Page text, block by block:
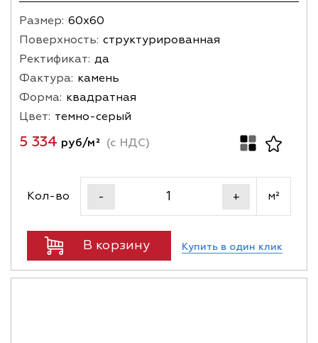
Размер: 60х60
Поверхность: структурированная
Ректификат: да
Фактура: камень
Форма: квадратная
Цвет: темно-серый
5 334 руб/м² (с НДС)
Кол-во - + м²
В корзину Купить в один клик